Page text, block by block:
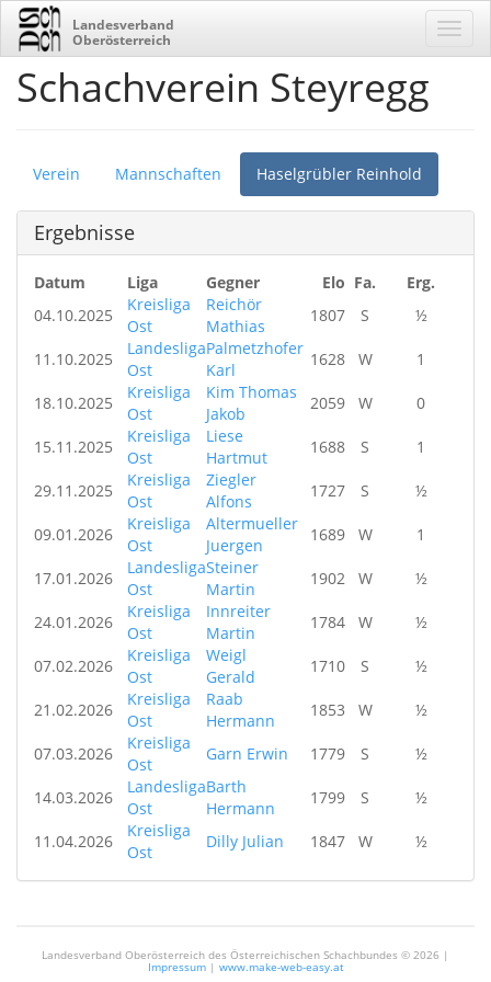
Landesverband
Oberösterreich
Schachverein Steyregg
Verein Mannschaften Haselgrübler Reinhold
Ergebnisse
Datum Liga Gegner Elo Fa.
Erg.
04.10.2025
Kreisliga
Ost
Reichör
Mathias
1807 S ½
11.10.2025
Landesliga
Ost
Palmetzhofer
Karl
1628 W 1
18.10.2025
Kreisliga
Ost
Kim Thomas
Jakob
2059 W 0
15.11.2025
Kreisliga
Ost
Liese
Hartmut
1688 S 1
29.11.2025
Kreisliga
Ost
Ziegler
Alfons
1727 S ½
09.01.2026
Kreisliga
Ost
Altermueller
Juergen
1689 W 1
17.01.2026
Landesliga
Ost
Steiner
Martin
1902 W ½
24.01.2026
Kreisliga
Ost
Innreiter
Martin
1784 W ½
07.02.2026
Kreisliga
Ost
Weigl
Gerald
1710 S ½
21.02.2026
Kreisliga
Ost
Raab
Hermann
1853 W ½
07.03.2026
Kreisliga
Ost
Garn Erwin 1779 S ½
14.03.2026
Landesliga
Ost
Barth
Hermann
1799 S ½
11.04.2026
Kreisliga
Ost
Dilly Julian 1847 W ½
Landesverband Oberösterreich des Österreichischen Schachbundes © 2026 |
Impressum| www.make-web-easy.at